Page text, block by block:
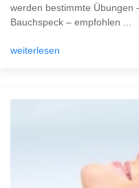
werden bestimmte Übungen
Bauchspeck – empfohlen ...
weiterlesen